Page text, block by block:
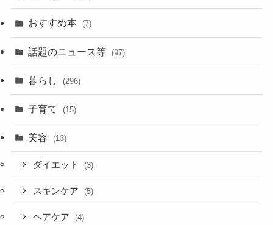
おすすめ本 (7)
話題のニュース等 (97)
暮らし (296)
子育て (15)
美容 (13)
ダイエット (3)
スキンケア (5)
ヘアケア (4)